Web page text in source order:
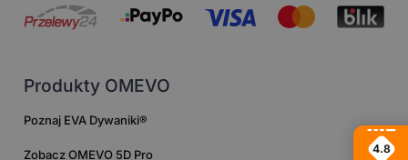
Produkty OMEVO
Poznaj EVA Dywaniki®
Zobacz OMEVO 5D Pro 4.8